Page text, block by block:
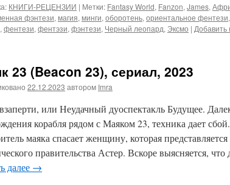
КНИГИ-РЕЦЕНЗИИ | Метки: Fantasy World, Fanzon, James,
фэнтези, магия, минги, оборотень, ориентальное фентези,
, фентези, фентэзи, фэнтези, Черный леопард, Эксмо | Добавить
23 (Beacon 23), сериал, 2023
22.12.2023 автором Imra
или Неудачный дуоспектакль Будущее.
корабля рядом с Маяком 23, техника дает
маяка спасает женщину, которая
правительства Астер. Вскоре выясняется,
далее →